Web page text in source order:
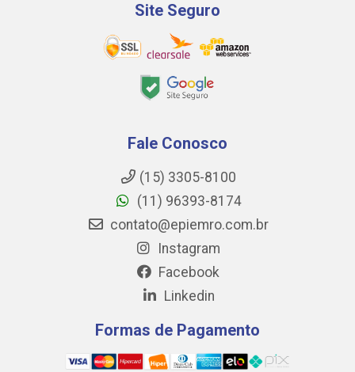
Site Seguro
Fale Conosco
(15) 3305-8100
(11) 96393-8174
contato@epiemro.com.br
Instagram
Facebook
Linkedin
Formas de Pagamento